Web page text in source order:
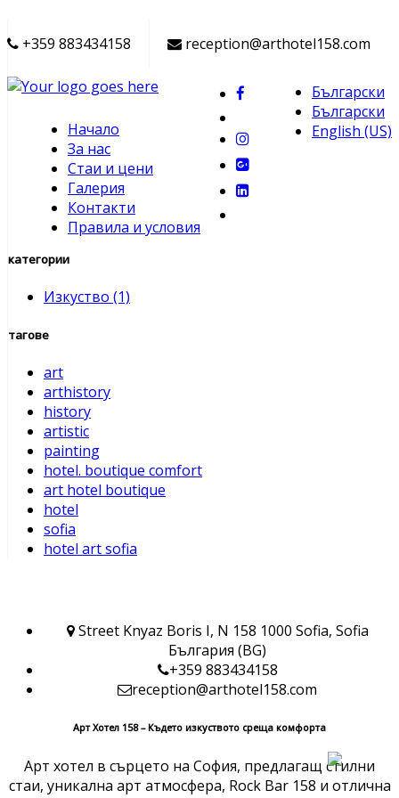
+359 883434158 reception@arthotel158.com
Български
Български
English (US)
Начало
За нас
Стаи и цени
Галерия
Контакти
Правила и условия
категории
Изкуство (1)
тагове
art
arthistory
history
artistic
painting
hotel. boutique comfort
art hotel boutique
hotel
sofia
hotel art sofia
Street Knyaz Boris I, N 158 1000 Sofia, Sofia
България (BG)
+359 883434158
reception@arthotel158.com
Арт Хотел 158 – Където изкуството среща комфорта
Арт хотел в сърцето на София, предлагащ стилни
стаи, уникална арт атмосфера, Rock Bar 158 и отлична